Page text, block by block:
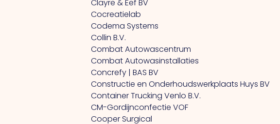
Clayre & Eef BV
Cocreatielab
Codema Systems
Collin B.V.
Combat Autowascentrum
Combat Autowasinstallaties
Concrefy | BAS BV
Constructie en Onderhoudswerkplaats Huys BV
Container Trucking Venlo B.V.
CM-Gordijnconfectie VOF
Cooper Surgical